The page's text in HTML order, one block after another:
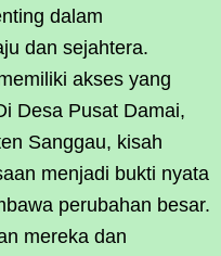
dalam
dan sejahtera.
akses yang
Desa Pusat Damai,
Sanggau, kisah
menjadi bukti nyata
perubahan besar.
mereka dan